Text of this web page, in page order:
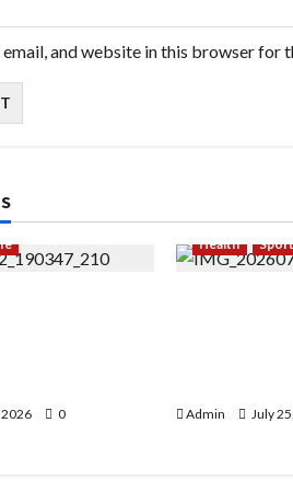
email, and website in this browser for
0
Health Sport
Admin July